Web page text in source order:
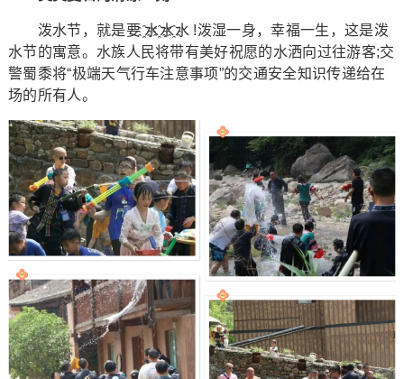
泼水节，就是要 ҈水҈水҈水 !泼湿一身，幸福一生，这是泼
水节的寓意。水族人民将带有美好祝愿的水洒向过往游客;交
警蜀黍将“极端天气行车注意事项”的交通安全知识传递给在
场的所有人。